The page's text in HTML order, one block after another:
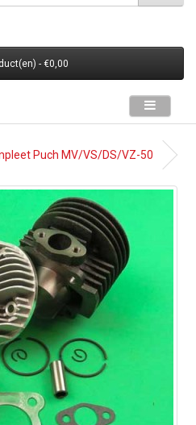
- €0,00
Puch MV/VS/DS/VZ-50